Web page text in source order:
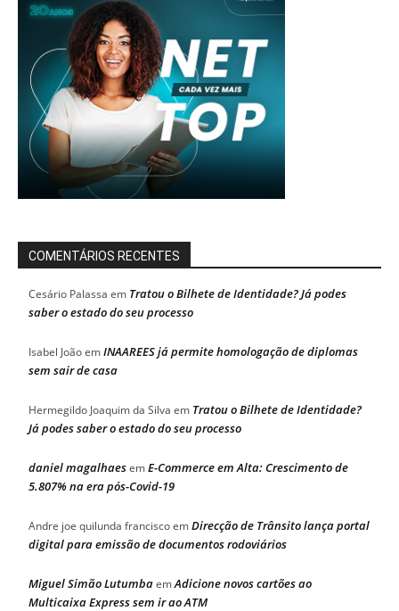
COMENTÁRIOS RECENTES
Cesário Palassa em Tratou o Bilhete de Identidade? Já podes
saber o estado do seu processo
Isabel JoãoemINAAREES já permite homologação de diplomas
sem sair de casa
Hermegildo Joaquim da Silva em Tratou o Bilhete de Identidade?
Já podes saber o estado do seu processo
daniel magalhaesemE-Commerce em Alta: Crescimento de
5.807% na era pós-Covid-19
Andre joe quilunda franciscoemDirecção de Trânsito lança portal
digital para emissão de documentos rodoviários
Miguel Simão LutumbaemAdicione novos cartões ao
Multicaixa Express sem ir ao ATM